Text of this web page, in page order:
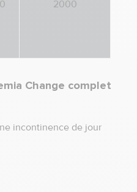
2000
Change complet
incontinence de jour